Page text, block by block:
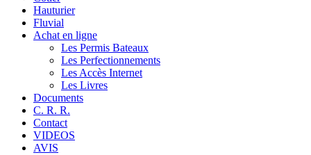
Hauturier
Fluvial
Achat en ligne
Les Permis Bateaux
Les Perfectionnements
Les Accès Internet
Les Livres
Documents
C. R. R.
Contact
VIDEOS
AVIS